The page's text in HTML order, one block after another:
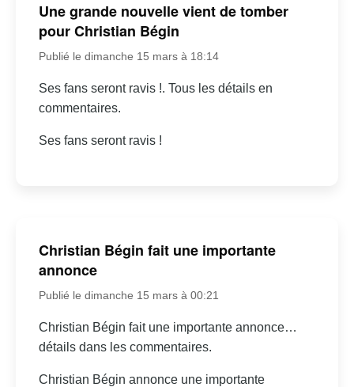
Une grande nouvelle vient de tomber
pour Christian Bégin
Publié le dimanche 15 mars à 18:14
Ses fans seront ravis !. Tous les détails en
commentaires.
Ses fans seront ravis !
Christian Bégin fait une importante
annonce
Publié le dimanche 15 mars à 00:21
Christian Bégin fait une importante annonce…
détails dans les commentaires.
Christian Bégin annonce une importante